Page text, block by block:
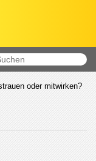
oder mitwirken?